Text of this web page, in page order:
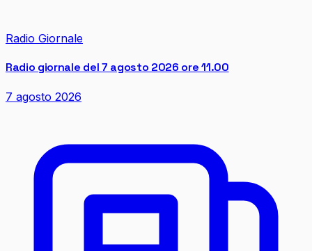
Radio Giornale
Radio giornale del 7 agosto 2026 ore 11.00
7 agosto 2026